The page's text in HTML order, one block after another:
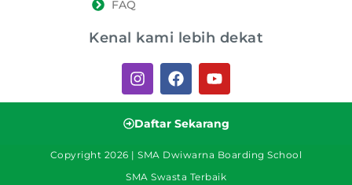
FAQ
Kenal kami lebih dekat
Daftar Sekarang
Copyright 2026 | SMA Dwiwarna Boarding School
SMA Swasta Terbaik